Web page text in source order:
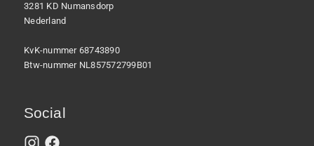
3281 KD Numansdorp
Nederland
KvK-nummer 68743890
Btw-nummer NL857572799B01
Social